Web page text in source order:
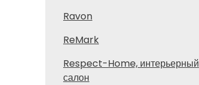
Ravon
ReMark
Respect-Home, интерьерный
салон